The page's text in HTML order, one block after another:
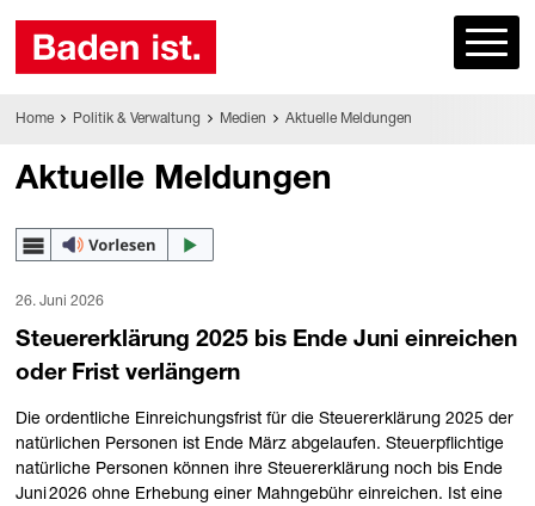
Home Politik & Verwaltung Medien Aktuelle Meldungen
Aktuelle Meldungen
26. Juni 2026
Steuererklärung 2025 bis Ende Juni einreichen
oder Frist verlängern
Die ordentliche Einreichungsfrist für die Steuererklärung 2025 der
natürlichen Personen ist Ende März abgelaufen. Steuerpflichtige
natürliche Personen können ihre Steuererklärung noch bis Ende
Juni 2026 ohne Erhebung einer Mahngebühr einreichen. Ist eine